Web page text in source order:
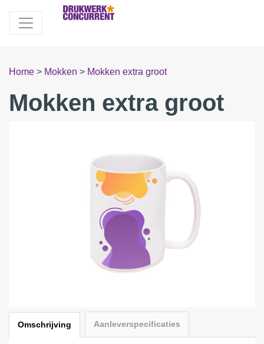
Home > Mokken > Mokken extra groot
Mokken extra groot
Omschrijving Aanleverspecificaties